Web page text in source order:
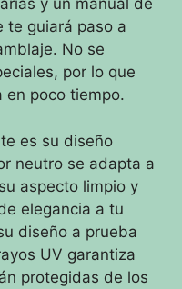
y un manual de
te guiará paso a
No se
por lo que
en poco tiempo.
es su diseño
neutro se adapta a
aspecto limpio y
elegancia a tu
diseño a prueba
UV garantiza
protegidas de los